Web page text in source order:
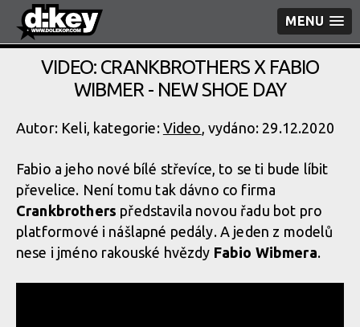
MENU
VIDEO: CRANKBROTHERS X FABIO
WIBMER - NEW SHOE DAY
Autor: Keli, kategorie: Video, vydáno: 29.12.2020
Fabio a jeho nové bílé střevíce, to se ti bude líbit
převelice. Není tomu tak dávno co firma
Crankbrothers představila novou řadu bot pro
platformové i nášlapné pedály. A jeden z modelů
nese i jméno rakouské hvězdy Fabio Wibmera.